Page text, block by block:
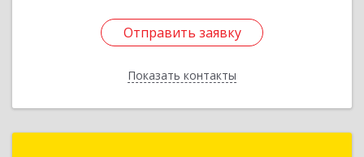
Отправить заявку
Показать контакты
Отправить заявку
Назад